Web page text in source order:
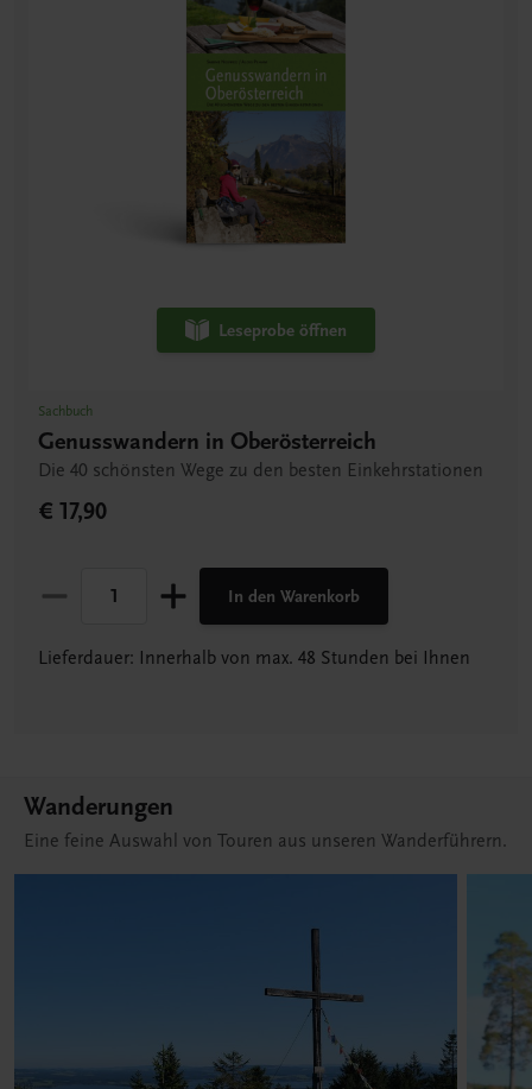
Leseprobe öffnen
Sachbuch
Genusswandern in Oberösterreich
Die 40 schönsten Wege zu den besten Einkehrstationen
€ 17,90
In den Warenkorb
Lieferdauer: Innerhalb von max. 48 Stunden bei Ihnen
Wanderungen
Eine feine Auswahl von Touren aus unseren Wanderführern.